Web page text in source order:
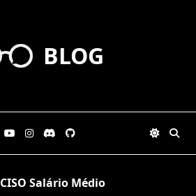
BLOG
CISO Salário Médio